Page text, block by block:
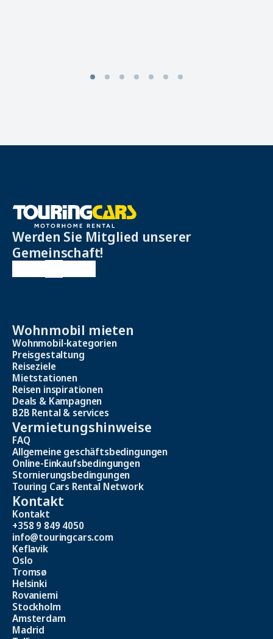
Werden Sie Mitglied unserer
Gemeinschaft!
Wohnmobil mieten
Wohnmobil-kategorien
Preisgestaltung
Reiseziele
Mietstationen
Reisen inspirationen
Deals & Kampagnen
B2B Rental & services
Vermietungshinweise
FAQ
Allgemeine geschäftsbedingungen
Online-Einkaufsbedingungen
Stornierungsbedingungen
Touring Cars Rental Network
Kontakt
Kontakt
+358 9 849 4050
info@touringcars.com
Keflavik
Oslo
Tromsø
Helsinki
Rovaniemi
Stockholm
Amsterdam
Madrid